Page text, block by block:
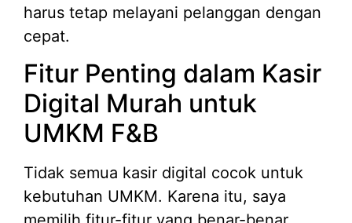
harus tetap melayani pelanggan dengan
cepat.
Fitur Penting dalam Kasir
Digital Murah untuk
UMKM F&B
Tidak semua kasir digital cocok untuk
kebutuhan UMKM. Karena itu, saya